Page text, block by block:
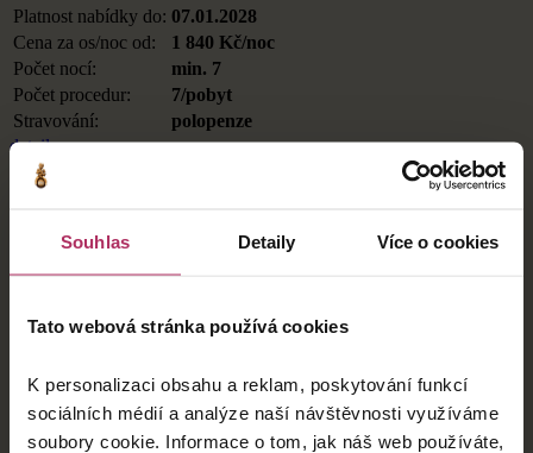
Souhlas Detaily Více o cookies
Tato webová stránka používá cookies
K personalizaci obsahu a reklam, poskytování funkcí
sociálních médií a analýze naší návštěvnosti využíváme
soubory cookie. Informace o tom, jak náš web používáte,
Platnost nabídky do: 07.01.2028
Cena za os/noc od:
1 840 Kč/noc
Počet nocí:
min. 7
Počet procedur:
7/pobyt
Stravování:
polopenze
detail
Rezervovat
SLEVA AŽ 40 %
Poznej lázně
Počet nocí:
5
Stravování:
polopenze
detail
Rezervovat